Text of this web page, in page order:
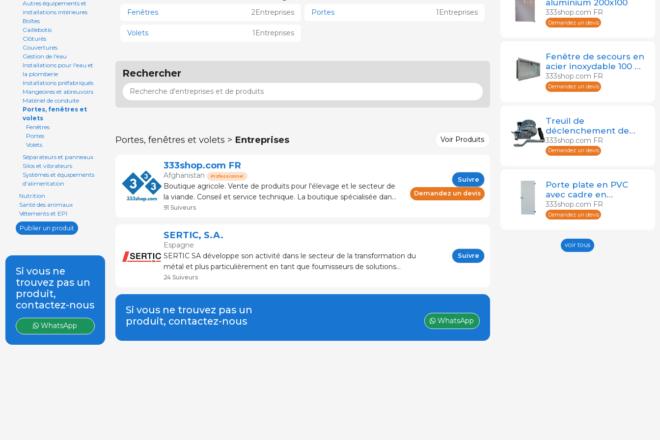
Autres équipements et
installations intérieures
Boîtes
Caillebotis
Clôturés
Couvertures
Gestion de l'eau
Installations pour l'eau et
la plomberie
Installations préfabriqués
Mangeoires et abreuvoirs
Matériel de conduite
Portes, fenêtres et
volets
Fenêtres
Portes
Volets
Séparateurs et panneaux
Silos et vibrateurs
Systèmes et équipements
d'alimentation
Nutrition
Santé des animaux
Vêtements et EPI
Publier un produit
Si vous ne
trouvez pas un
produit,
contactez-nous
WhatsApp
Fenêtres 2Entreprises Portes 1 Entreprises
Volets 1 Entreprises
Rechercher
Portes, fenêtres et volets > Entreprises Voir Produits
333shop.com FR
Afghanistan Professionnel
Boutique agricole. Vente de produits pour l'élevage et le secteur de
la viande. Conseil et service technique. La boutique spécialisée dans
le porc. Plus de 120 marques et fabricants
91 Suiveurs
Suivre
Demandez un devis
SERTIC, S.A.
Espagne
SERTIC SA développe son activité dans le secteur de la transformation du
métal et plus particulièrement en tant que fournisseurs de solutions
personnalisées pour installations de production et de développemen
24 Suiveurs
Suivre
Si vous ne trouvez pas un
produit, contactez-nous
WhatsApp
aluminium 200x100
333shop.com FR
Demandez un devis
Fenêtre de secours en
acier inoxydable 100 x
60 cm
333shop.com FR
Demandez un devis
Treuil de
déclenchement de
fenêtre 550 kg
333shop.com FR
Demandez un devis
Porte plate en PVC
avec cadre en
aluminium, 100 x 200
cm
333shop.com FR
Demandez un devis
voir tous